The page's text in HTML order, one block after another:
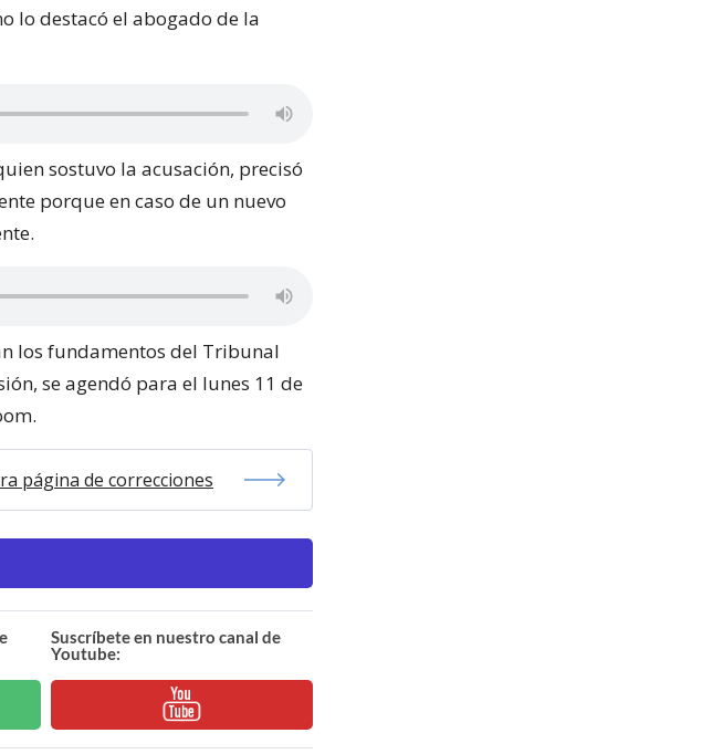
lo destacó el abogado de la
sostuvo la acusación, precisó
porque en caso de un nuevo
los fundamentos del Tribunal
se agendó para el lunes 11 de
página de correcciones
Suscríbete en nuestro canal de
Youtube: